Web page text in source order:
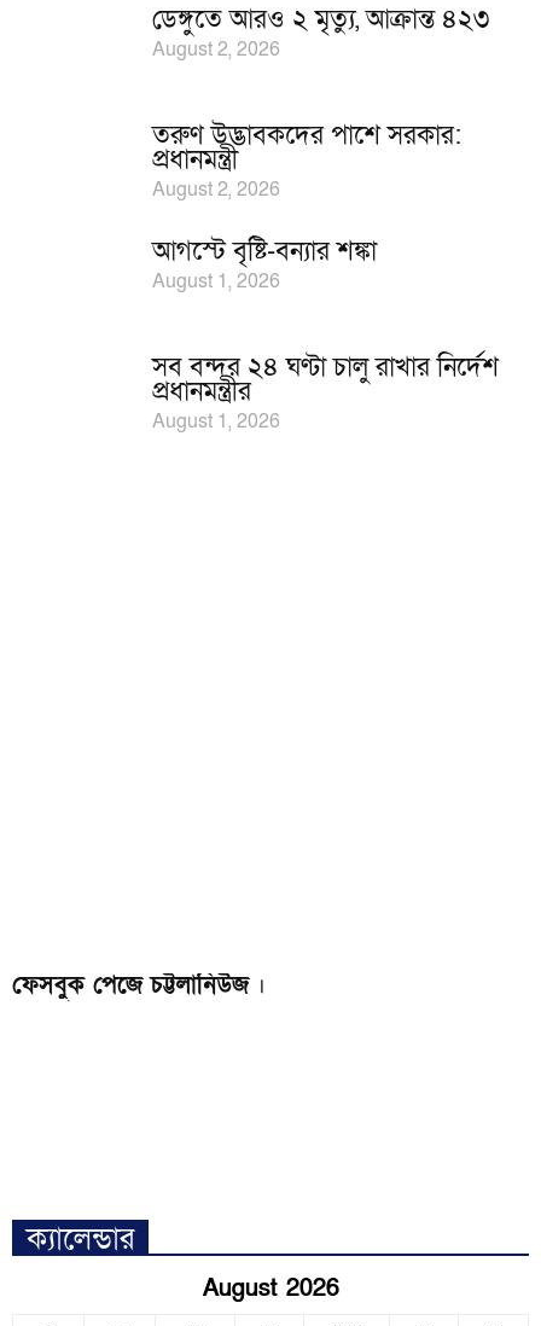
ডেঙ্গুতে আরও ২ মৃত্যু, আক্রান্ত ৪২৩
August 2, 2026
তরুণ উদ্ভাবকদের পাশে সরকার:
প্রধানমন্ত্রী
August 2, 2026
আগস্টে বৃষ্টি-বন্যার শঙ্কা
August 1, 2026
সব বন্দর ২৪ ঘণ্টা চালু রাখার নির্দেশ
প্রধানমন্ত্রীর
August 1, 2026
ফেসবুক পেজে চট্টলানিউজ ।
ক্যালেন্ডার
August 2026